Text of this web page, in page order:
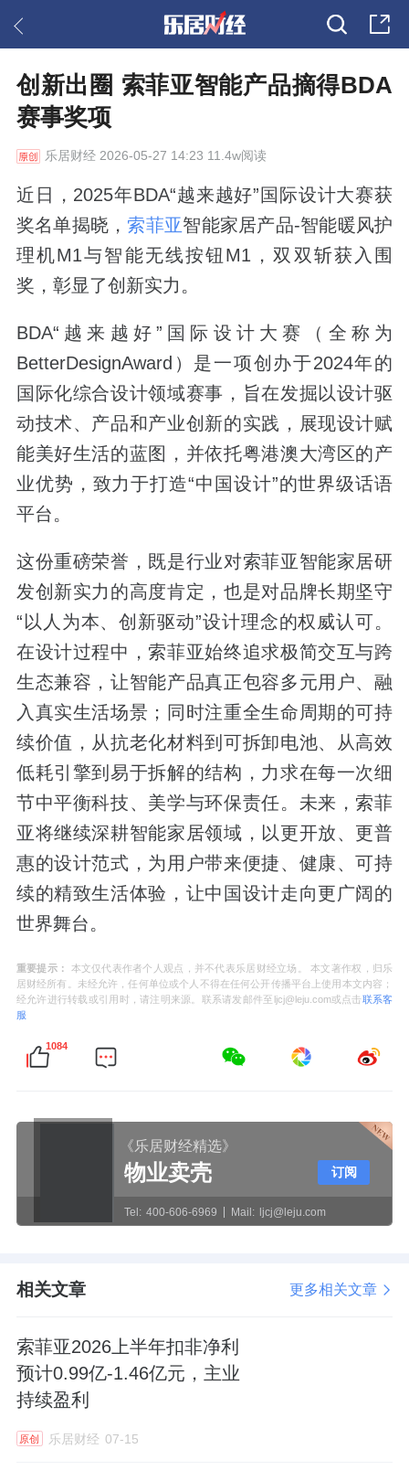
创新出圈 索菲亚智能产品摘得BDA
赛事奖项
乐居财经2026-05-27 14:23 11.4w阅读
近日，2025年BDA“越来越好”国际设计大赛获
奖名单揭晓， 索菲亚智能家居产品-智能暖风护
理机M1与智能无线按钮M1，双双斩获入围
奖，彰显了创新实力。
BDA“越来越好”国际设计大赛（全称为
BetterDesignAward）是一项创办于2024年的
国际化综合设计领域赛事，旨在发掘以设计驱
动技术、产品和产业创新的实践，展现设计赋
能美好生活的蓝图，并依托粤港澳大湾区的产
业优势，致力于打造“中国设计”的世界级话语
平台。
这份重磅荣誉，既是行业对索菲亚智能家居研
发创新实力的高度肯定，也是对品牌长期坚守
“以人为本、创新驱动”设计理念的权威认可。
在设计过程中，索菲亚始终追求极简交互与跨
生态兼容，让智能产品真正包容多元用户、融
入真实生活场景；同时注重全生命周期的可持
续价值，从抗老化材料到可拆卸电池、从高效
低耗引擎到易于拆解的结构，力求在每一次细
节中平衡科技、美学与环保责任。未来，索菲
亚将继续深耕智能家居领域，以更开放、更普
惠的设计范式，为用户带来便捷、健康、可持
续的精致生活体验，让中国设计走向更广阔的
世界舞台。
重要提示：
本文仅代表作者个人观点，并不代表乐居财经立场。 本文著作权，归乐
居财经所有。未经允许，任何单位或个人不得在任何公开传播平台上使用本文内容；
经允许进行转载或引用时，请注明来源。联系请发邮件至ljcj@leju.com或点击联系客
服
1084
《乐居财经精选》
物业卖壳
Tel: 400-606-6969 Mail: ljcj@leju.com
订阅
相关文章 更多相关文章
索菲亚2026上半年扣非净利
预计0.99亿-1.46亿元，主业
持续盈利
原创 乐居财经 07-15